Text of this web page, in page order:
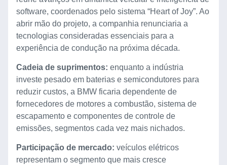
software, coordenados pelo sistema “Heart of Joy”. Ao
abrir mão do projeto, a companhia renunciaria a
tecnologias consideradas essenciais para a
experiência de condução na próxima década.
Cadeia de suprimentos: enquanto a indústria
investe pesado em baterias e semicondutores para
reduzir custos, a BMW ficaria dependente de
fornecedores de motores a combustão, sistema de
escapamento e componentes de controle de
emissões, segmentos cada vez mais nichados.
Participação de mercado: veículos elétricos
representam o segmento que mais cresce